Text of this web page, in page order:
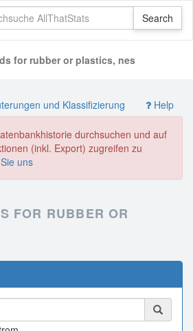
for rubber or plastics, nes
und Klassifizierung Help
durchsuchen und auf
(inkl. Export) zugreifen zu
uns
FOR RUBBER OR